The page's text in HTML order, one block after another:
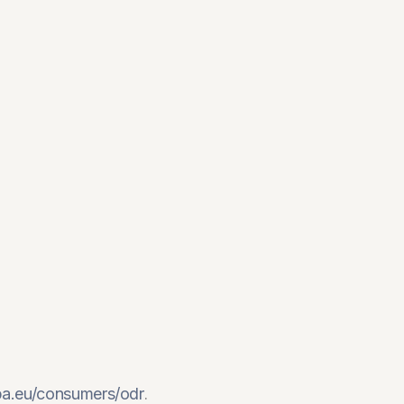
consumers/odr.